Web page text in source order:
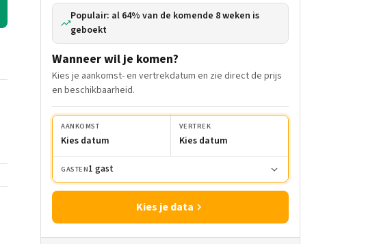
Populair: al 64% van de komende 8 weken is
geboekt
Wanneer wil je komen?
Kies je aankomst- en vertrekdatum en zie direct de prijs
en beschikbaarheid.
AANKOMST
Kies datum
VERTREK
Kies datum
GASTEN1 gast
Kies je data